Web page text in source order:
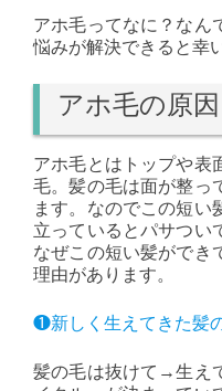
アホ毛ってなに？なん
悩みが解決できると幸
アホ毛の原
アホ毛とはトップや表
毛。髪の毛は面が整っ
ます。なのでこの短い
立っているとパサつい
なぜこの短い髪ができ
理由があります。
❶新しく生えてきた髪
髪の毛は抜けて→生え